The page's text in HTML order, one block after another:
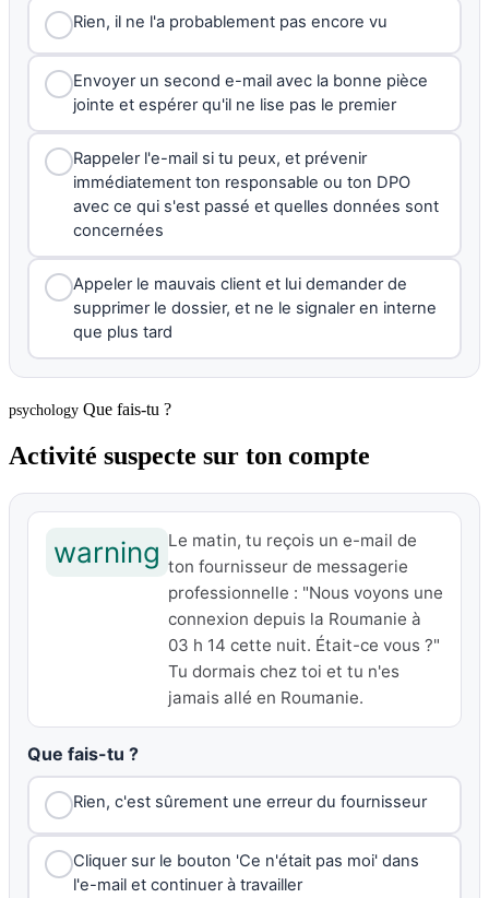
Rien, il ne l'a probablement pas encore vu
Envoyer un second e-mail avec la bonne pièce
jointe et espérer qu'il ne lise pas le premier
Rappeler l'e-mail si tu peux, et prévenir
immédiatement ton responsable ou ton DPO
avec ce qui s'est passé et quelles données sont
concernées
Appeler le mauvais client et lui demander de
supprimer le dossier, et ne le signaler en interne
que plus tard
psychology Que fais-tu ?
Activité suspecte sur ton compte
warning Le matin, tu reçois un e-mail de
ton fournisseur de messagerie
professionnelle : "Nous voyons une
connexion depuis la Roumanie à
03 h 14 cette nuit. Était-ce vous ?"
Tu dormais chez toi et tu n'es
jamais allé en Roumanie.
Que fais-tu ?
Rien, c'est sûrement une erreur du fournisseur
Cliquer sur le bouton 'Ce n'était pas moi' dans
l'e-mail et continuer à travailler